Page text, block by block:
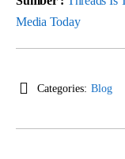
Media Today
Categories: Blog